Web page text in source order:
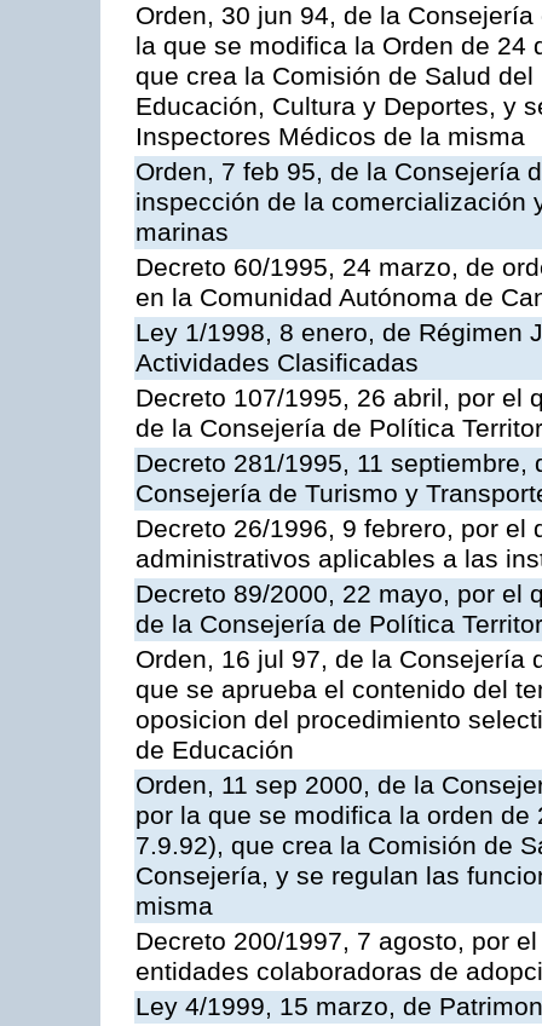
Orden, 30 jun 94, de la
la que se modifica la Orden de 24
que crea la Comisión de Salud
Educación, Cultura y Deportes, y
Inspectores Médicos de la misma
Orden, 7 feb 95, de la Consejería
inspección de la comercialización
marinas
Decreto 60/1995, 24 marzo, de
en la Comunidad Autónoma de
Ley 1/1998, 8 enero, de Régimen
Actividades Clasificadas
Decreto 107/1995, 26 abril, por el
de la Consejería de Política
Decreto 281/1995, 11
Consejería de Turismo y
Decreto 26/1996, 9 febrero, por
administrativos aplicables a las
Decreto 89/2000, 22 mayo, por el
de la Consejería de Política
Orden, 16 jul 97, de la Consejería
que se aprueba el contenido del
oposicion del procedimiento
de Educación
Orden, 11 sep 2000, de la
por la que se modifica la orden
7.9.92), que crea la Comisión de
Consejería, y se regulan las
misma
Decreto 200/1997, 7 agosto, por
entidades colaboradoras de
Ley 4/1999, 15 marzo, de